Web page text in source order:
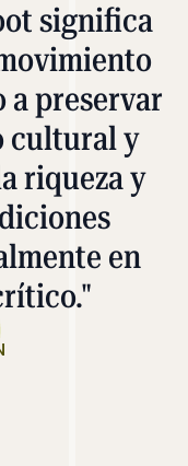
significa
a preservar
cultural y
riqueza y
en